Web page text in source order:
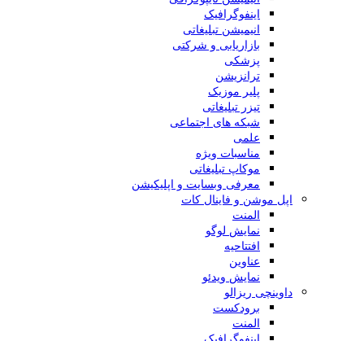
اینفوگرافیک
انیمیشن تبلیغاتی
بازاریابی و شرکتی
پزشکی
ترانزیشن
پلیر موزیک
تیزر تبلیغاتی
شبکه های اجتماعی
علمی
مناسبات ویژه
موکاپ تبلیغاتی
معرفی وبسایت و اپلیکیشن
اپل موشن و فاینال کات
المنت
نمایش لوگو
افتتاحیه
عناوین
نمایش ویدئو
داوینچی ریزالو
برودکست
المنت